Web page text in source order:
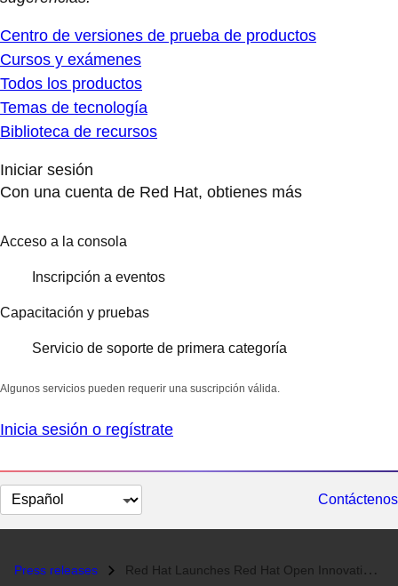
Centro de versiones de prueba de productos
Cursos y exámenes
Todos los productos
Temas de tecnología
Biblioteca de recursos
Iniciar sesión
Con una cuenta de Red Hat, obtienes más
Acceso a la consola
Inscripción a eventos
Capacitación y pruebas
Servicio de soporte de primera categoría
Algunos servicios pueden requerir una suscripción válida.
Inicia sesión o regístrate
Cambiar
el
Contáctenos
Press releases Red Hat Launches Red Hat Open Innovation Labs, Introducing Collaborati...